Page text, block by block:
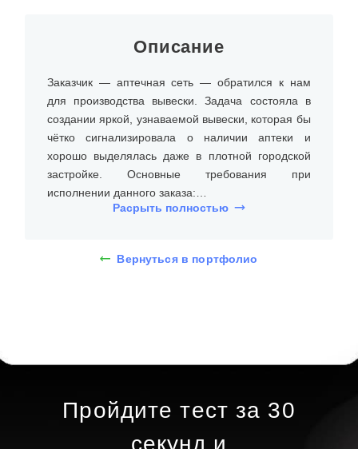
Описание
Заказчик — аптечная сеть — обратился к нам
для производства вывески. Задача состояла в
создании яркой, узнаваемой вывески, которая бы
чётко сигнализировала о наличии аптеки и
хорошо выделялась даже в плотной городской
застройке. Основные требования при
исполнении данного заказа:
• насыщенная зелёная подсветка,
• устойчивость к внешним воздействиям.
Размер букв составил 70х40 см, а аптечного
Расрыть полностью
Вернуться в портфолио
Пройдите тест за 30